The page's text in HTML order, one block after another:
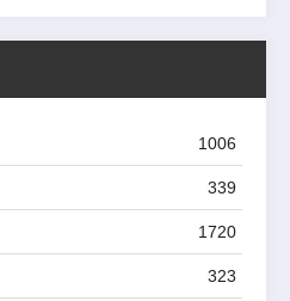
1006
339
1720
323